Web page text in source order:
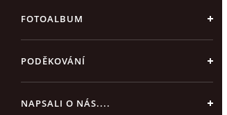
FOTOALBUM
PODĚKOVÁNÍ
NAPSALI O NÁS....